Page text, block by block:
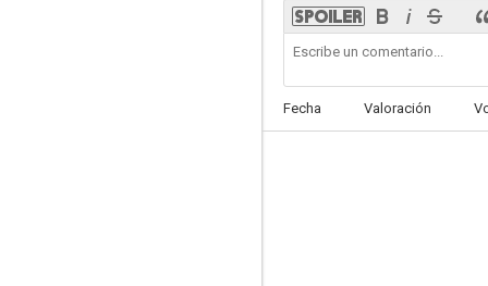
Howard
4.3
Fecha Valoración